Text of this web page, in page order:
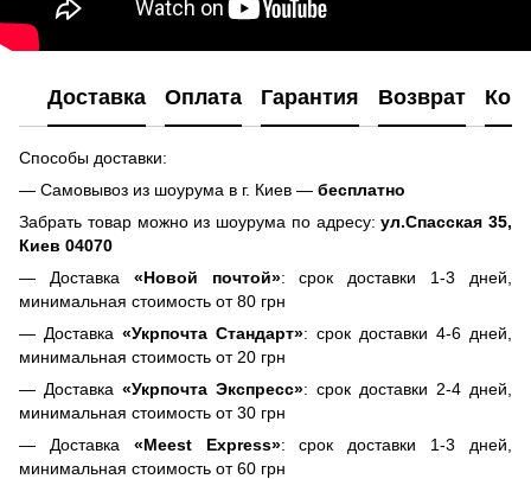
Доставка Оплата Гарантия Возврат
Способы доставки:
— Самовывоз из шоурума в г. Киев — бесплатно
Забрать товар можно из шоурума по адресу:ул.Спасская 35,
Киев 04070
— Доставка «Новой почтой»: срок доставки 1-3 дней,
минимальная стоимость от 80 грн
— Доставка «Укрпочта Стандарт»: срок доставки 4-6 дней,
минимальная стоимость от 20 грн
— Доставка «Укрпочта Экспресс»: срок доставки 2-4 дней,
минимальная стоимость от 30 грн
— Доставка «Meest Express»: срок доставки 1-3 дней,
минимальная стоимость от 60 грн